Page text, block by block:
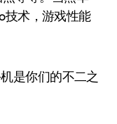
技术，游戏性能
是你们的不二之